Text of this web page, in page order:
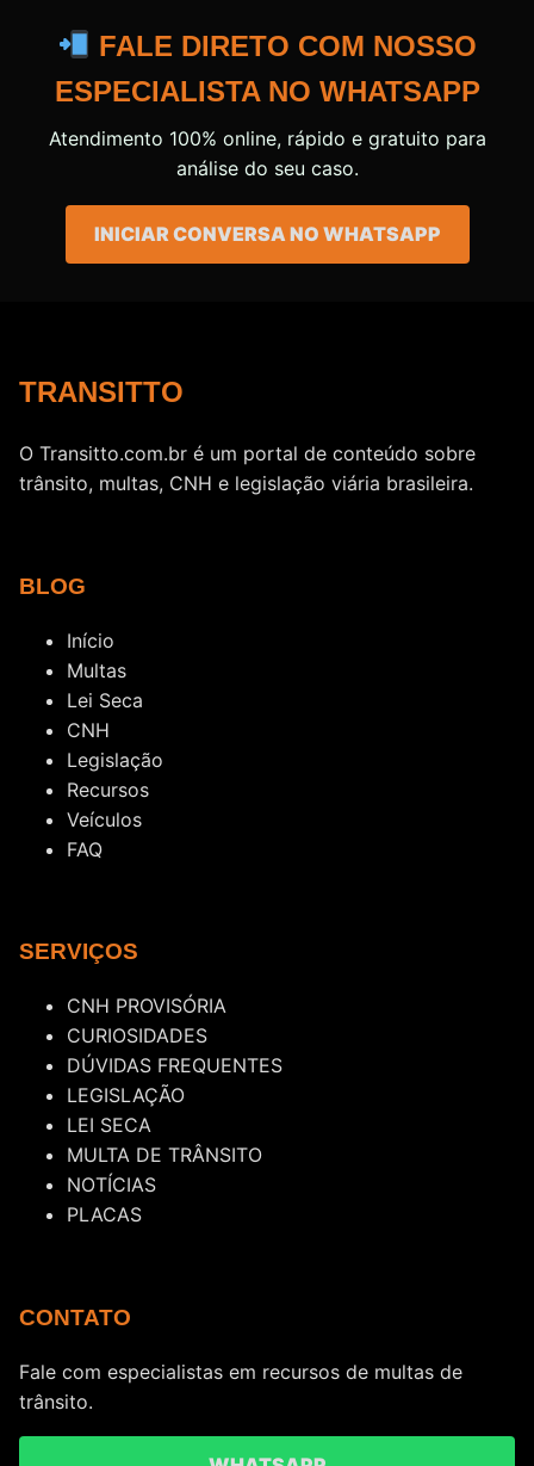
FALE DIRETO COM NOSSO
ESPECIALISTA NO WHATSAPP
Atendimento 100% online, rápido e gratuito para
análise do seu caso.
INICIAR CONVERSA NO WHATSAPP
TRANSITTO
O Transitto.com.br é um portal de conteúdo sobre
trânsito, multas, CNH e legislação viária brasileira.
BLOG
Início
Multas
Lei Seca
CNH
Legislação
Recursos
Veículos
FAQ
SERVIÇOS
CNH PROVISÓRIA
CURIOSIDADES
DÚVIDAS FREQUENTES
LEGISLAÇÃO
LEI SECA
MULTA DE TRÂNSITO
NOTÍCIAS
PLACAS
CONTATO
Fale com especialistas em recursos de multas de
trânsito.